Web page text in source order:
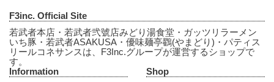
F3inc. Official Site
若武者本店・若武者弐號店みどり湯食堂・ガッツリラーメン
いち豚・若武者ASAKUSA・優味麺亭鸐(やまどり)・パティス
リールコネサンスは、F3Inc.グループが運営するショップで
す。
Information
Shop